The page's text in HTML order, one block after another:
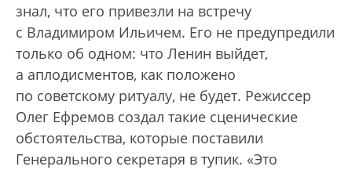
знал, что его привезли на встречу
с Владимиром Ильичем. Его не предупредили
только об одном: что Ленин выйдет,
а аплодисментов, как положено
по советскому ритуалу, не будет. Режиссер
Олег Ефремов создал такие сценические
обстоятельства, которые поставили
Генерального секретаря в тупик. «Это